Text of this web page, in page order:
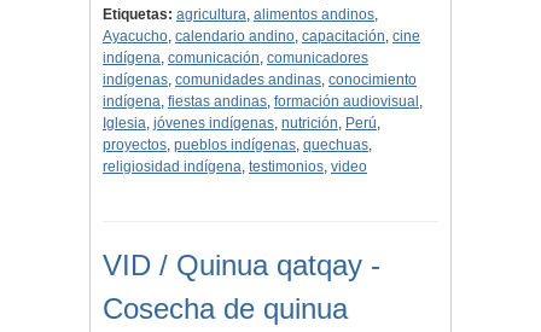
Etiquetas: agricultura, alimentos andinos,
Ayacucho, calendario andino, capacitación, cine
indígena, comunicación, comunicadores
indígenas, comunidades andinas, conocimiento
indígena, fiestas andinas, formación audiovisual ,
Iglesia, jóvenes indígenas, nutrición, Perú,
proyectos, pueblos indígenas, quechuas,
religiosidad indígena, testimonios, video
VID / Quinua qatqay -
Cosecha de quinua